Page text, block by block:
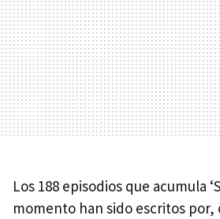
Los 188 episodios que acumula
momento han sido escritos